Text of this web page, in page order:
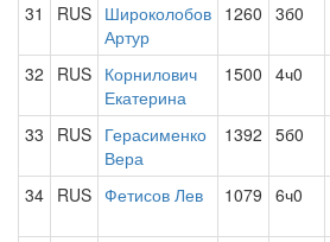
31 RUS Широколобов
Артур
1260 3б0
32 RUS Корнилович
Екатерина
1500 4ч0
33 RUS Герасименко
Вера
1392 5б0
34 RUS Фетисов Лев 1079 6ч0